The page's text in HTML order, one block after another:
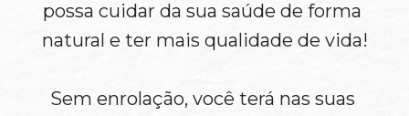
possa cuidar da sua saúde de forma
natural e ter mais qualidade de vida!
Sem enrolação, você terá nas suas